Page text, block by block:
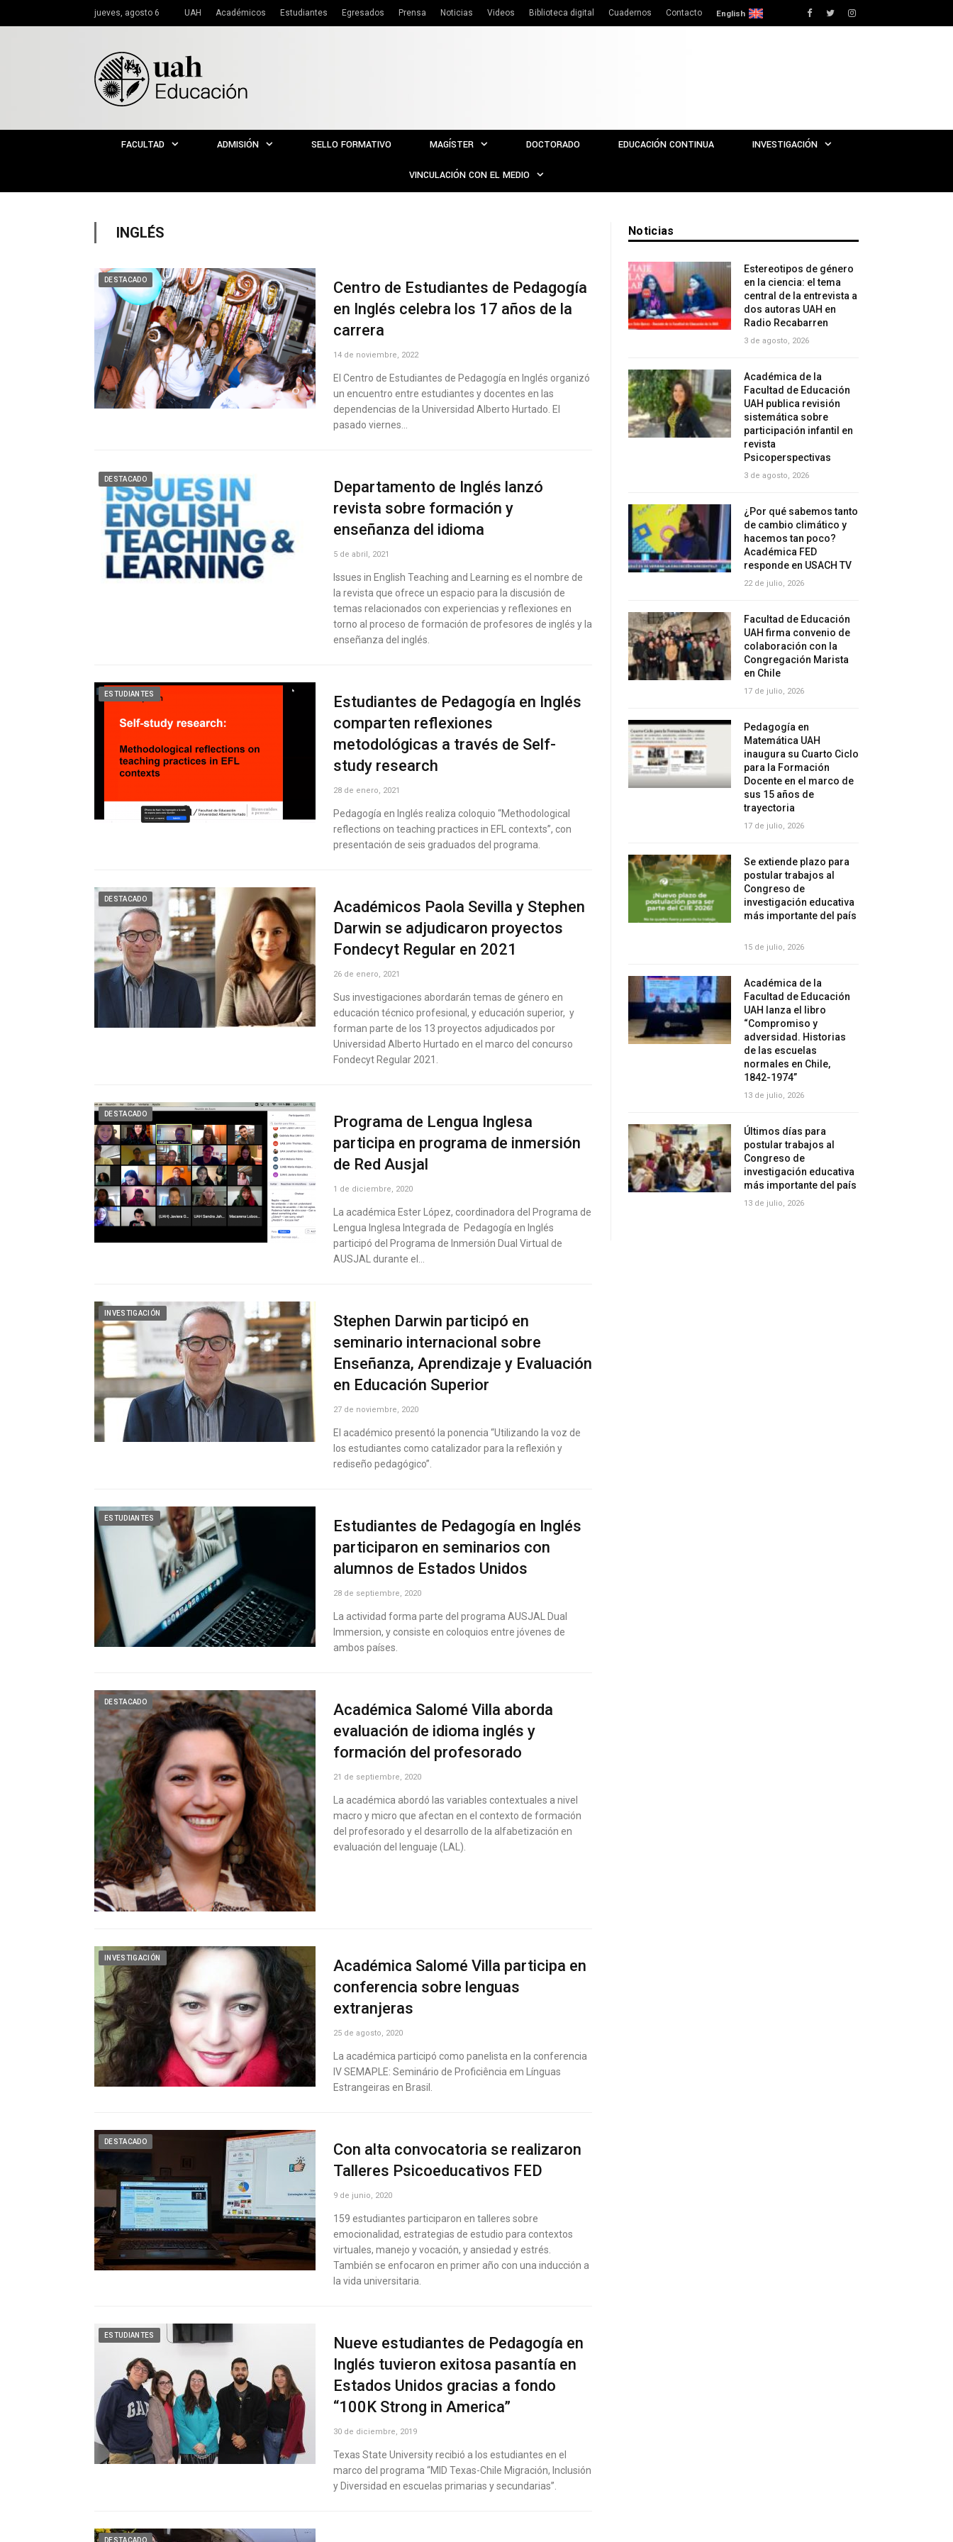
jueves, agosto 6 UAH Académicos Estudiantes Egresados Prensa Noticias Videos Biblioteca digital Cuadernos Contacto English Facebook
TwitterInstagram
FACULTAD ADMISIÓN SELLO FORMATIVO MAGÍSTER DOCTORADO EDUCACIÓN CONTINUA INVESTIGACIÓN
VINCULACIÓN CON EL MEDIO
INGLÉS
DESTACADO
Centro de Estudiantes de Pedagogía
en Inglés celebra los 17 años de la
carrera
14 de noviembre, 2022
El Centro de Estudiantes de Pedagogía en Inglés organizó
un encuentro entre estudiantes y docentes en las
dependencias de la Universidad Alberto Hurtado. El
pasado viernes…
DESTACADO
Departamento de Inglés lanzó
revista sobre formación y
enseñanza del idioma
5 de abril, 2021
Issues in English Teaching and Learning es el nombre de
la revista que ofrece un espacio para la discusión de
temas relacionados con experiencias y reflexiones en
torno al proceso de formación de profesores de inglés y la
enseñanza del inglés.
ESTUDIANTES
Estudiantes de Pedagogía en Inglés
comparten reflexiones
metodológicas a través de Self-
study research
28 de enero, 2021
Pedagogía en Inglés realiza coloquio “Methodological
reflections on teaching practices in EFL contexts”, con
presentación de seis graduados del programa.
DESTACADO
Académicos Paola Sevilla y Stephen
Darwin se adjudicaron proyectos
Fondecyt Regular en 2021
26 de enero, 2021
Sus investigaciones abordarán temas de género en
educación técnico profesional, y educación superior, y
forman parte de los 13 proyectos adjudicados por
Universidad Alberto Hurtado en el marco del concurso
Fondecyt Regular 2021.
DESTACADO
Programa de Lengua Inglesa
participa en programa de inmersión
de Red Ausjal
1 de diciembre, 2020
La académica Ester López, coordinadora del Programa de
Lengua Inglesa Integrada de Pedagogía en Inglés
participó del Programa de Inmersión Dual Virtual de
AUSJAL durante el…
INVESTIGACIÓN
Stephen Darwin participó en
seminario internacional sobre
Enseñanza, Aprendizaje y Evaluación
en Educación Superior
27 de noviembre, 2020
El académico presentó la ponencia “Utilizando la voz de
los estudiantes como catalizador para la reflexión y
rediseño pedagógico”.
ESTUDIANTES
Estudiantes de Pedagogía en Inglés
participaron en seminarios con
alumnos de Estados Unidos
28 de septiembre, 2020
La actividad forma parte del programa AUSJAL Dual
Immersion, y consiste en coloquios entre jóvenes de
ambos países.
DESTACADO
Académica Salomé Villa aborda
evaluación de idioma inglés y
formación del profesorado
21 de septiembre, 2020
La académica abordó las variables contextuales a nivel
macro y micro que afectan en el contexto de formación
del profesorado y el desarrollo de la alfabetización en
evaluación del lenguaje (LAL).
INVESTIGACIÓN
Académica Salomé Villa participa en
conferencia sobre lenguas
extranjeras
25 de agosto, 2020
La académica participó como panelista en la conferencia
IV SEMAPLE: Seminário de Proficiência em Línguas
Estrangeiras en Brasil.
DESTACADO
Con alta convocatoria se realizaron
Talleres Psicoeducativos FED
9 de junio, 2020
159 estudiantes participaron en talleres sobre
emocionalidad, estrategias de estudio para contextos
virtuales, manejo y vocación, y ansiedad y estrés.
También se enfocaron en primer año con una inducción a
la vida universitaria.
ESTUDIANTES
Nueve estudiantes de Pedagogía en
Inglés tuvieron exitosa pasantía en
Estados Unidos gracias a fondo
“100K Strong in America”
30 de diciembre, 2019
Texas State University recibió a los estudiantes en el
marco del programa “MID Texas-Chile Migración, Inclusión
y Diversidad en escuelas primarias y secundarias”.
DESTACADO
Noticias
Estereotipos de género
en la ciencia: el tema
central de la entrevista a
dos autoras UAH en
Radio Recabarren
3 de agosto, 2026
Académica de la
Facultad de Educación
UAH publica revisión
sistemática sobre
participación infantil en
revista
Psicoperspectivas
3 de agosto, 2026
¿Por qué sabemos tanto
de cambio climático y
hacemos tan poco?
Académica FED
responde en USACH TV
22 de julio, 2026
Facultad de Educación
UAH firma convenio de
colaboración con la
Congregación Marista
en Chile
17 de julio, 2026
Pedagogía en
Matemática UAH
inaugura su Cuarto Ciclo
para la Formación
Docente en el marco de
sus 15 años de
trayectoria
17 de julio, 2026
Se extiende plazo para
postular trabajos al
Congreso de
investigación educativa
más importante del país
15 de julio, 2026
Académica de la
Facultad de Educación
UAH lanza el libro
“Compromiso y
adversidad. Historias
de las escuelas
normales en Chile,
1842-1974”
13 de julio, 2026
Últimos días para
postular trabajos al
Congreso de
investigación educativa
más importante del país
13 de julio, 2026